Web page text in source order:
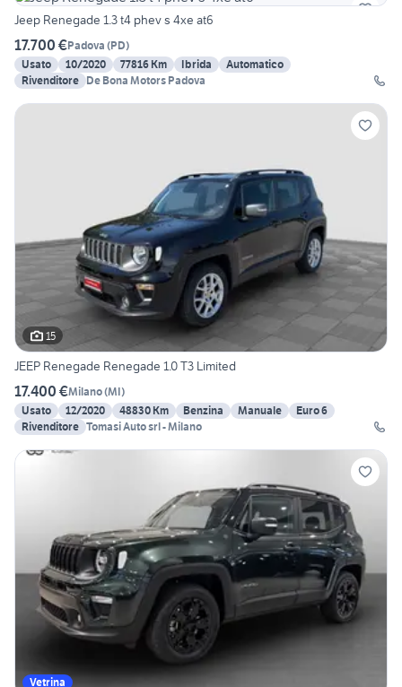
Jeep Renegade 1.3 t4 phev s 4xe at6
17.700 €Padova (PD)
Usato
10/2020 77816 Km Ibrida
Automatico
Rivenditore De Bona Motors Padova
15
JEEP Renegade Renegade 1.0 T3 Limited
17.400 €Milano(MI)
Usato
12/2020 48830 Km Benzina Manuale
Euro 6
Rivenditore Tomasi Auto srl - Milano
Vetrina